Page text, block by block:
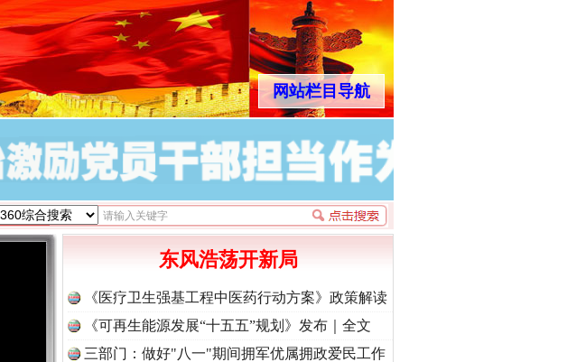
网站栏目导航
东风浩荡开新局
《医疗卫生强基工程中医药行动方案》政策解读
《可再生能源发展“十五五”规划》发布｜全文
三部门：做好"八一"期间拥军优属拥政爱民工作